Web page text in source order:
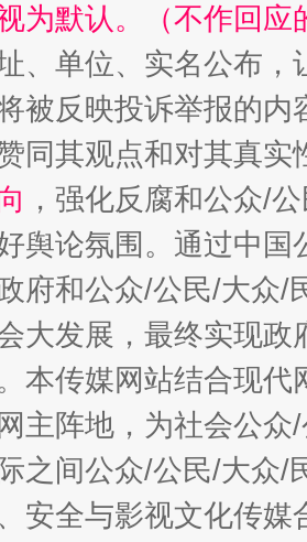
工荒背后
为默认。（不作回应
、单位、实名公布
被反映投诉举报的
同其观点和对其真实
，强化反腐和公众/
舆论氛围。通过中
府和公众/公民/大众/
大发展，最终实现
本传媒网站结合现
主阵地，为社会公
之间公众/公民/大众/
安全与影视文化传